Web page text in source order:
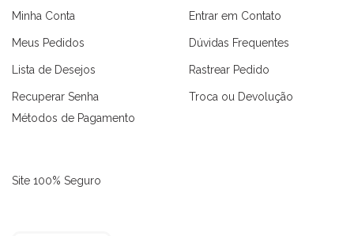
Minha Conta
Meus Pedidos
Lista de Desejos
Recuperar Senha
Entrar em Contato
Dúvidas Frequentes
Rastrear Pedido
Troca ou Devolução
Métodos de Pagamento
Site 100% Seguro